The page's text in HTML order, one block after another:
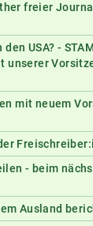
freier
USA? -
unserer
mit neuem
- beim
Ausland